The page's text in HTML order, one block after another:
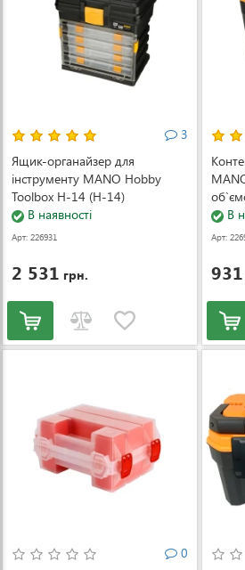
3
Ящик-органайзер для
інструменту MANO Hobby
Toolbox H-14 (H-14)
В наявності
Арт: 226931
2 531 грн.
В
Арт:
931
0